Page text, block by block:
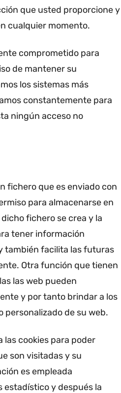
que usted proporcione y
cualquier momento.
comprometido para
de mantener su
los sistemas más
constantemente para
ningún acceso no
fichero que es enviado con
para almacenarse en
fichero se crea y la
tener información
también facilita las futuras
Otra función que tienen
las web pueden
y por tanto brindar a los
personalizado de su web.
las cookies para poder
son visitadas y su
es empleada
estadístico y después la